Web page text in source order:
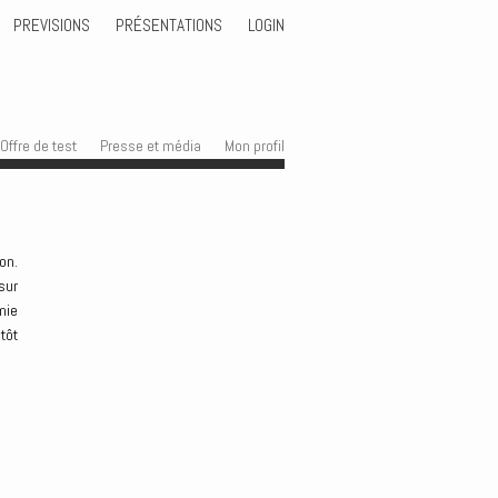
PREVISIONS PRÉSENTATIONS LOGIN
Offre de test Presse et média Mon profil